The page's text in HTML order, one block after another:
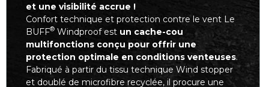
et une visibilité accrue !
Confort technique et protection contre le vent Le
BUFF® Windproof est un cache-cou
multifonctions conçu pour offrir une
protection optimale en conditions venteuses.
Fabriqué à partir du tissu technique Wind stopper
et doublé de microfibre recyclée, il procure une